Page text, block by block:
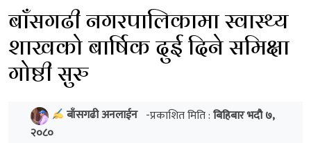
बाँसगढी नगरपालिकामा स्वास्थ्य
शाखको बार्षिक दुई दिने समिक्षा
गोष्ठी सुरु
बाँसगढी अनलाईन -प्रकाशित मिति :बिहिबार भदौ ७,
२०८०